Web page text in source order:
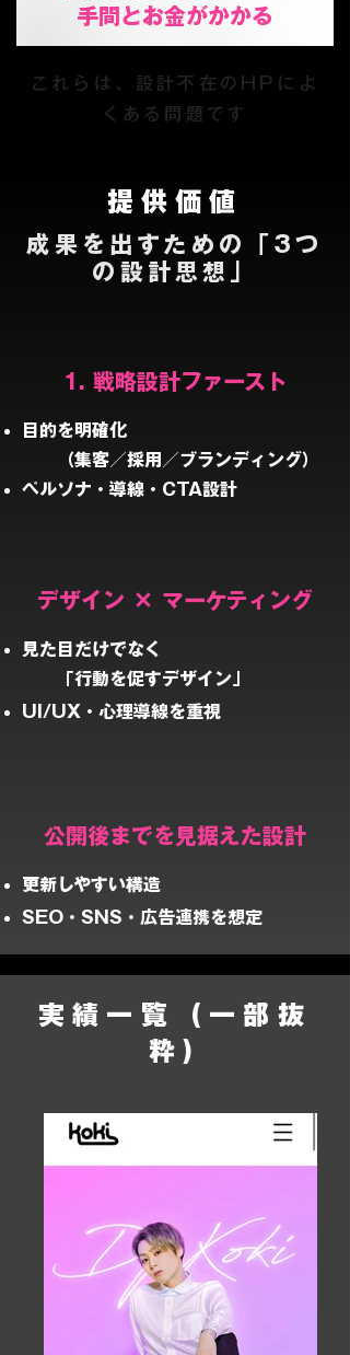
​手間とお金がかかる
これらは、設計不在のHPによ
くある問題です
提供価値
成果を出すための「3つ
の設計思想」
1. 戦略設計ファースト
目的を明確化
（集客／採用／ブランディング）
ペルソナ・導線・CTA設計
デザイン × マーケティング
見た目だけでなく
「行動を促すデザイン」
UI/UX・心理導線を重視
公開後までを見据えた設計
更新しやすい構造
SEO・SNS・広告連携を想定
​実績一覧 (一部抜
粋)